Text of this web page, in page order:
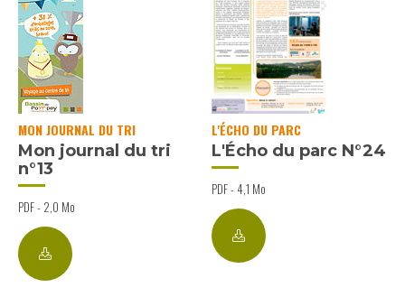
MON JOURNAL DU TRI
Mon journal du tri
n°13
PDF - 2,0 Mo
L'ÉCHO DU PARC
L'Écho du parc N°24
PDF - 4,1 Mo